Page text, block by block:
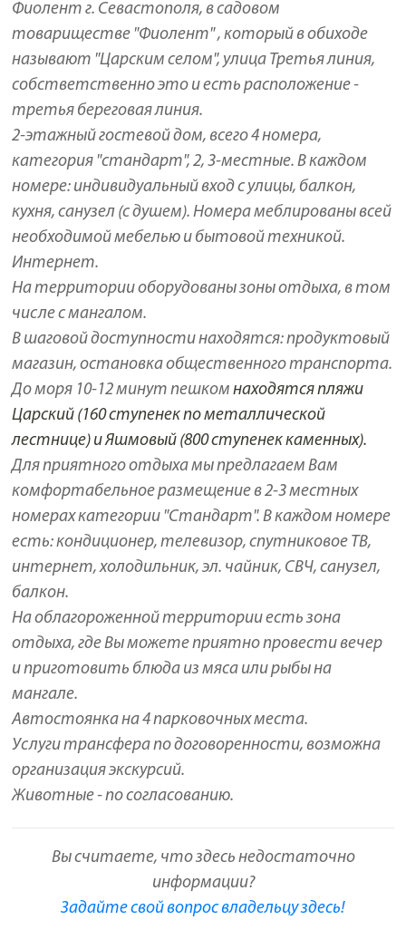
Фиолент г. Севастополя, в садовом
товариществе "Фиолент" , который в обиходе
называют "Царским селом", улица Третья линия,
собстветственно это и есть расположение -
третья береговая линия.
2-этажный гостевой дом, всего 4 номера,
категория "стандарт", 2, 3-местные. В каждом
номере: индивидуальный вход с улицы, балкон,
кухня, санузел (с душем). Номера меблированы всей
необходимой мебелью и бытовой техникой.
Интернет.
На территории оборудованы зоны отдыха, в том
числе с мангалом.
В шаговой доступности находятся: продуктовый
магазин, остановка общественного транспорта.
До моря 10-12 минут пешком находятся пляжи
Царский (160 ступенек по металлической
лестнице) и Яшмовый (800 ступенек каменных).
Для приятного отдыха мы предлагаем Вам
комфортабельное размещение в 2-3 местных
номерах категории "Стандарт". В каждом номере
есть: кондиционер, телевизор, спутниковое ТВ,
интернет, холодильник, эл. чайник, СВЧ, санузел,
балкон.
На облагороженной территории есть зона
отдыха, где Вы можете приятно провести вечер
и приготовить блюда из мяса или рыбы на
мангале.
Автостоянка на 4 парковочных места.
Услуги трансфера по договоренности, возможна
организация экскурсий.
Животные - по согласованию.
Вы считаете, что здесь недостаточно
информации?
Задайте свой вопрос владельцу здесь!